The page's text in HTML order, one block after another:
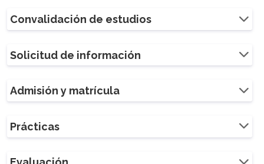
Convalidación de estudios
Solicitud de información
Admisión y matrícula
Prácticas